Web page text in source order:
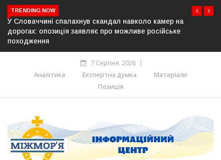
TRENDING NOW
камер на
російське
У Молдові готують план дій на випадок
постачання газу до Придністров’я
7 Серпня, 2026
Аналітика
Експертна думка
Матеріали
Позиція